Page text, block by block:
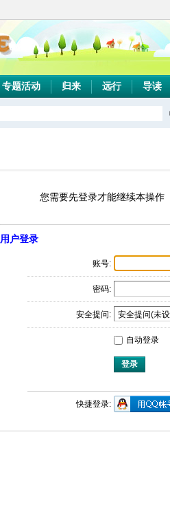
专题活动 归来 远行 导读
您需要先登录才能继续本操作
用户登录
账号:
密码:
安全提问:
自动登录
登录
快捷登录: